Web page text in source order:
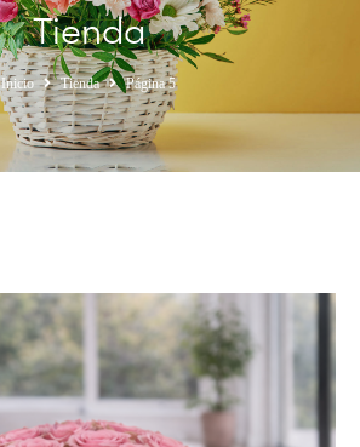
Tienda
Inicio Tienda Página 5